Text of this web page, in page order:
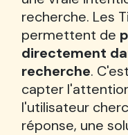
recherche. Les
permettent de
directement
recherche.
capter
l'utilisateur
réponse, une